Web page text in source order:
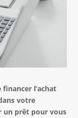
l’achat
votre
un prêt pour vous